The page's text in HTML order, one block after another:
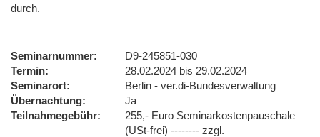
durch.
Seminarnummer
D9-245851-030
Termin
28.02.2024 bis 29.02.2024
Seminarort
Berlin - ver.di-Bundesverwaltung
Übernachtung
Ja
Teilnahmegebühr
255,- Euro Seminarkostenpauschale
(USt-frei) -------- zzgl.